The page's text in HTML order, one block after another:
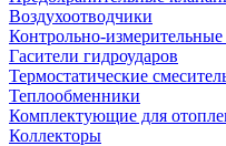
Воздухоотводчики
Контрольно-
Гасители гидроударов
Термостатические
Теплообменники
Комплектующие для
Коллекторы